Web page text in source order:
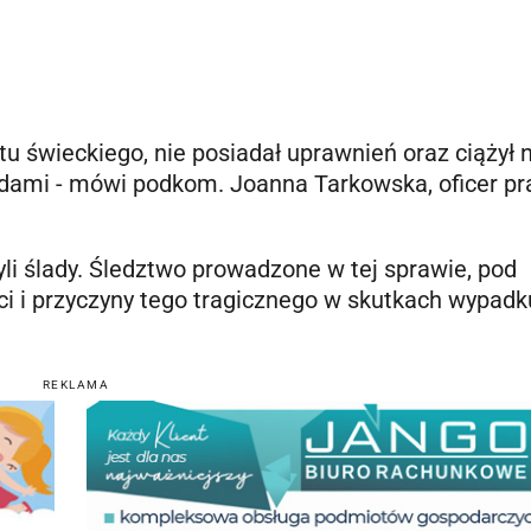
nie posiadał uprawnień oraz ciążył
- mówi podkom. Joanna Tarkowska, oficer
ślady. Śledztwo prowadzone w tej sprawie, pod
i przyczyny tego tragicznego w skutkach
REKLAMA